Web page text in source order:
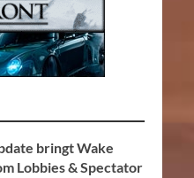
bringt Wake
Lobbies & Spectator